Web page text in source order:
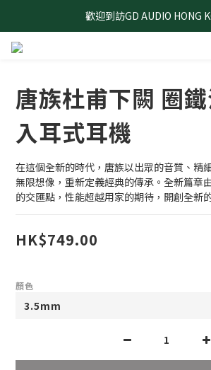
歡迎到訪GD AUDIO HONG
唐族杜甫下闕 圈
入耳式耳機
在這個全新的時代，唐族以出眾的音質、精
無限想像，重新定義經典的傳承。全新篇章
的交匯點，性能超越用家的期待，開創全新
HK$749.00
顏色